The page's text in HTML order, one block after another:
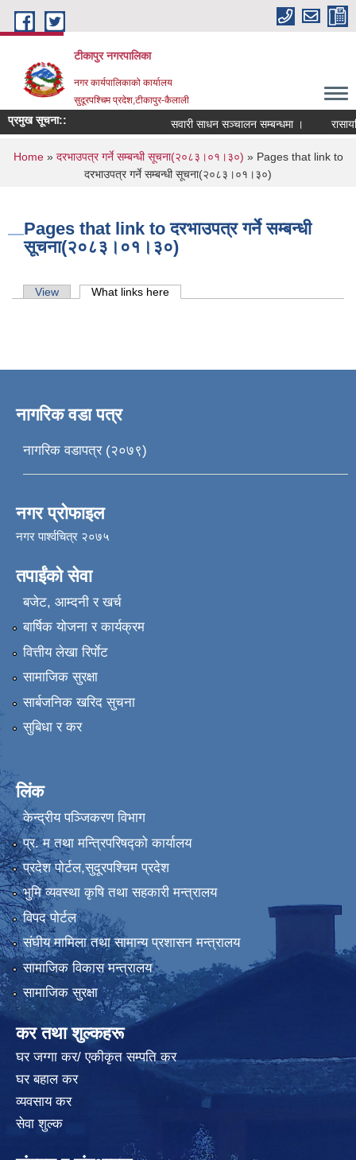
Skip to main content
टीकापुर नगरपालिका
नगर कार्यपालिकाको कार्यालय
सुदूरपश्चिम प्रदेश,टीकापुर-कैलाली
प्रमुख सूचना:: सवारी साधन सञ्चालन सम्बन्धमा ।
You are here
Home» दरभाउपत्र गर्ने सम्बन्धी सूचना(२०८३।०१।३०) » Pages that link to
दरभाउपत्र गर्ने सम्बन्धी सूचना(२०८३।०१।३०)
Pages that link to दरभाउपत्र गर्ने सम्बन्धी
सूचना(२०८३।०१।३०)
Primary tabs
View What links here
नागरिक वडा पत्र
नागरिक वडापत्र (२०७९)
नगर प्रोफाइल
नगर पार्श्वचित्र २०७५
तपाईंको सेवा
बजेट, आम्दनी र खर्च
बार्षिक योजना र कार्यक्रम
वित्तीय लेखा रिर्पाेट
सामाजिक सुरक्षा
सार्बजनिक खरिद सुचना
सुबिधा र कर
लिंक
केन्द्रीय पञ्जिकरण विभाग
प्र. म तथा मन्त्रिपरिषद्को कार्यालय
प्रदेश पाेर्टल,सुदूरपश्चिम प्रदेश
भुमि व्यवस्था कृषि तथा सहकारी मन्त्रालय
विपद पोर्टल
संघीय मामिला तथा सामान्य प्रशासन मन्त्रालय
सामाजिक विकास मन्त्रालय
सामाजिक सुरक्षा
कर तथा शुल्कहरू
घर जग्गा कर/ एकीकृत सम्पति कर
घर बहाल कर
व्यवसाय कर
सेवा शुल्क